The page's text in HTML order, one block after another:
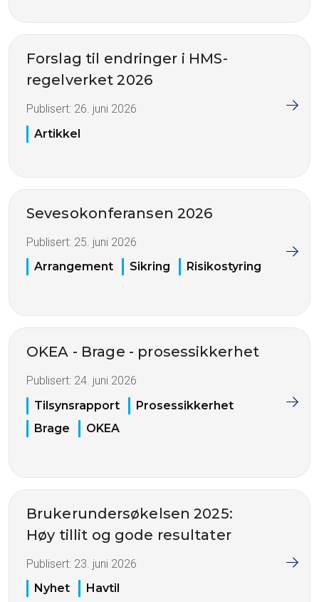
Forslag til endringer i HMS-
regelverket 2026
Publisert: 26. juni 2026
Artikkel
Sevesokonferansen 2026
Publisert: 25. juni 2026
Arrangement
Sikring Risikostyring
OKEA - Brage - prosessikkerhet
Publisert: 24. juni 2026
Tilsynsrapport
Prosessikkerhet
Brage
OKEA
Brukerundersøkelsen 2025:
Høy tillit og gode resultater
Publisert: 23. juni 2026
Nyhet
Havtil